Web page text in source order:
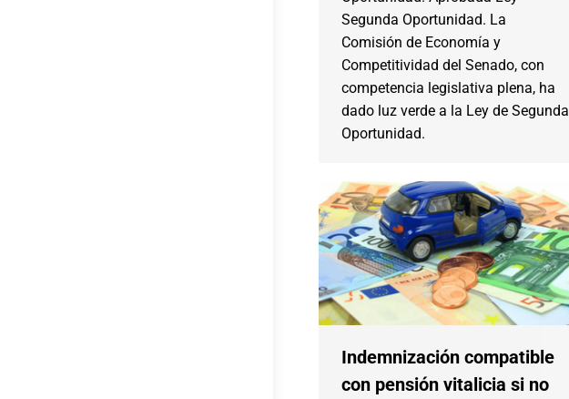
Segunda Oportunidad. La
Comisión de Economía y
Competitividad del Senado, con
competencia legislativa plena, ha
dado luz verde a la Ley de Segunda
Oportunidad.
Indemnización compatible
con pensión vitalicia si no